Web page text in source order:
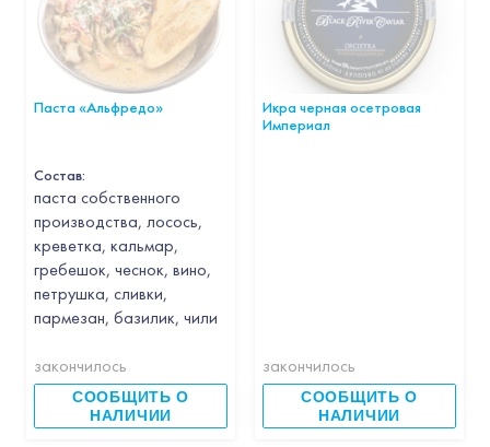
Паста «Альфредо»
Состав:
паста собственного
производства, лосось,
креветка, кальмар,
гребешок, чеснок, вино,
петрушка, сливки,
пармезан, базилик, чили
закончилось
СООБЩИТЬ О
НАЛИЧИИ
Икра черная осетровая
Империал
закончилось
СООБЩИТЬ О
НАЛИЧИИ